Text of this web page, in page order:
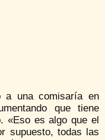
a una comisaría en
que tiene
«Eso es algo que el
supuesto, todas las